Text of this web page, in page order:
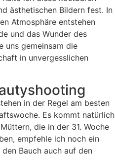
ästhetischen Bildern fest. In
Atmosphäre entstehen
und das Wunder des
uns gemeinsam die
in unvergesslichen
in der Regel am besten
Es kommt natürlich
die in der 31. Woche
empfehle ich noch ein
Bauch auch auf den